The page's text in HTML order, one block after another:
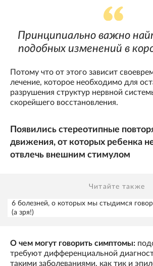
Принципиально важно
подобных изменений в
Потому что от этого зависит
лечение, которое необходимо для
разрушения структур нервной
скорейшего восстановления.
Появились стереотипные
движения, от которых ребенка
отвлечь внешним стимулом
Читайте также
6 болезней, о которых мы стыдимся
(а зря!)
О чем могут говорить симптомы:
требуют дифференциальной
такими заболеваниями, как тик и